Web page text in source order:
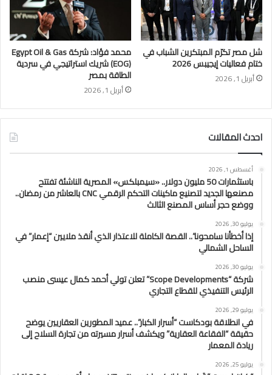
شل مصر تكرّم المبتكرين الشباب في
ختام فعاليات إيجيبس 2026
أبريل 1, 2026
محمد فؤاد: شركة Egypt Oil & Gas
(EOG) شريك استراتيجي في سردية
الطاقة بمصر
أبريل 1, 2026
احدث المقالات
أغسطس 1, 2026
باستثمارات 50 مليون دولار.. «سيمبلكس» المصرية الناشئة تفتتح
مصنعها الجديد لتصنيع ماكينات التحكم الرقمي CNC بالعاشر من رمضان..
ووضع حجر أساس المصنع الثالث
يوليو 30, 2026
إذا أخطأنا سامحونا”.. القصة الكاملة للاعتذار الذي أنقذ ملايين “إعمار” في
الساحل الشمالي
يوليو 30, 2026
شركة “Scope Developments” تعلن تولي أحمد كمال عيسى منصب
الرئيس التنفيذي للقطاع التجاري
يوليو 29, 2026
في انطلاقة بودكاست “أسرار الكبار”.. عميد المطورين العقاريين يوضح
حقيقة “الفقاعة العقارية” ويكشف أسرار مسيرته من تجارة السلاح إلى
ريادة المعمار
يوليو 25, 2026